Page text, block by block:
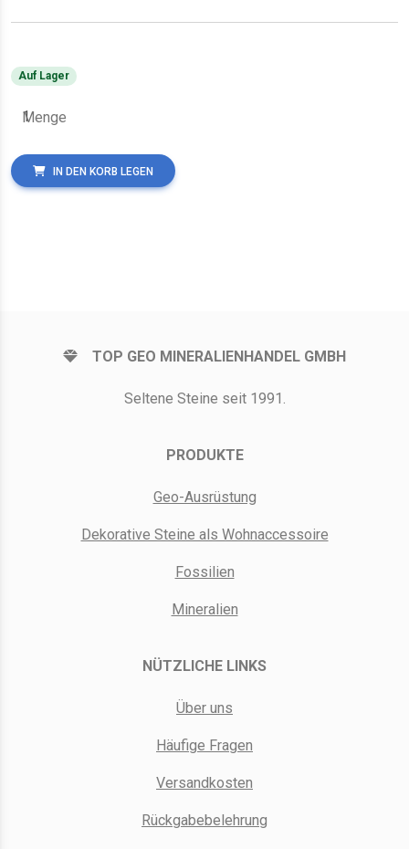
Auf Lager
Menge
IN DEN KORB LEGEN
TOP GEO MINERALIENHANDEL GMBH
Seltene Steine seit 1991.
PRODUKTE
Geo-Ausrüstung
Dekorative Steine als Wohnaccessoire
Fossilien
Mineralien
NÜTZLICHE LINKS
Über uns
Häufige Fragen
Versandkosten
Rückgabebelehrung